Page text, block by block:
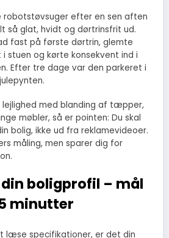
robotstøvsuger efter en sen aften
så glat, hvidt og dørtrinsfrit ud.
fast på første dørtrin, glemte
og kørte konsekvent ind i
Efter tre dage var den parkeret i
lejlighed med blanding af tæpper,
møbler, så er pointen: Du skal
bolig, ikke ud fra reklamevideoer.
måling, men sparer dig for
din boligprofil – mål
minutter
læse specifikationer, er det din